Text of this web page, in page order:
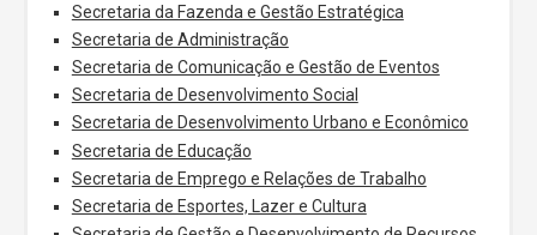
Secretaria da Fazenda e Gestão Estratégica
Secretaria de Administração
Secretaria de Comunicação e Gestão de Eventos
Secretaria de Desenvolvimento Social
Secretaria de Desenvolvimento Urbano e Econômico
Secretaria de Educação
Secretaria de Emprego e Relações de Trabalho
Secretaria de Esportes, Lazer e Cultura